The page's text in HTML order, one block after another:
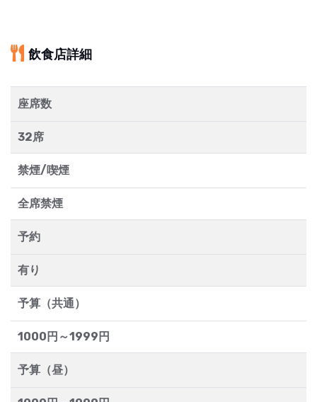
飲食店詳細
座席数
32席
禁煙/喫煙
全席禁煙
予約
有り
予算（共通）
1000円～1999円
予算（昼）